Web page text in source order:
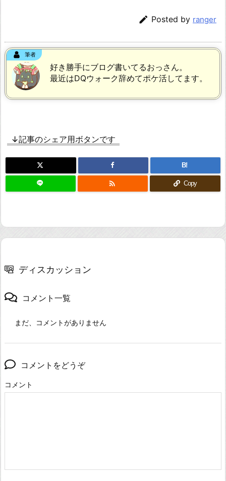
 Posted by ranger
筆者
好き勝手にブログ書いてるおっさん。
最近はDQウォーク辞めてポケ活してます。
↓記事のシェア用ボタンです
B!
 Copy
ディスカッション
コメント一覧
まだ、コメントがありません
コメントをどうぞ
コメント